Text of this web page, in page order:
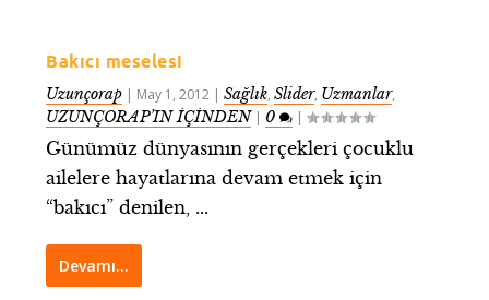
Bakıcı meselesi
Uzunçorap | May 1, 2012 |Sağlık,Slider, Uzmanlar,
UZUNÇORAP’IN İÇİNDEN| 0 |
Günümüz dünyasının gerçekleri çocuklu
ailelere hayatlarına devam etmek için
“bakıcı” denilen, ...
Devamı…